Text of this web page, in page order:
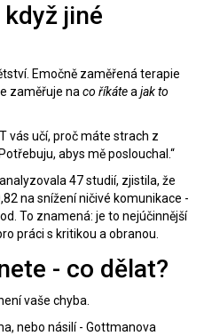
jiné
Emočně zaměřená terapie
zaměřuje naco říkáteajak to
vás učí, proč máte strach z
abys mě poslouchal.“
47 studií, zjistila, že
na snížení ničivé komunikace -
To znamená: je to nejúčinnější
práci s kritikou a obranou.
- co dělat?
vaše chyba.
nebo násilí - Gottmanova